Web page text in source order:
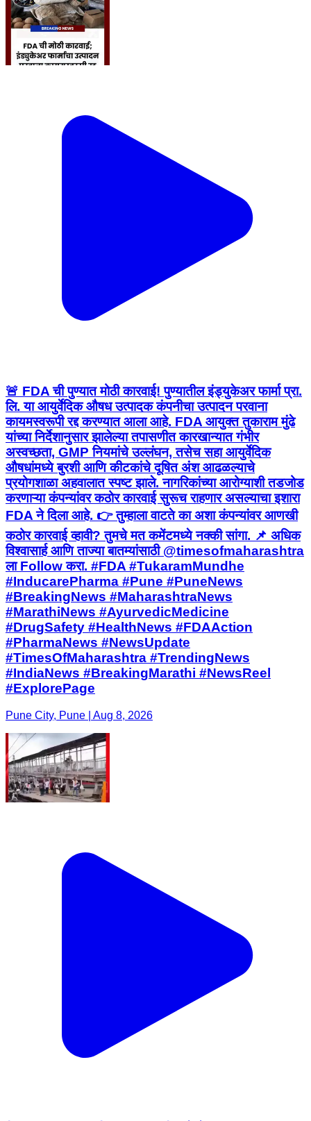
🚨 FDA ची पुण्यात मोठी कारवाई! पुण्यातील इंड्युकेअर फार्मा प्रा.
लि. या आयुर्वेदिक औषध उत्पादक कंपनीचा उत्पादन परवाना
कायमस्वरूपी रद्द करण्यात आला आहे. FDA आयुक्त तुकाराम मुंढे
यांच्या निर्देशानुसार झालेल्या तपासणीत कारखान्यात गंभीर
अस्वच्छता, GMP नियमांचे उल्लंघन, तसेच सहा आयुर्वेदिक
औषधांमध्ये बुरशी आणि कीटकांचे दूषित अंश आढळल्याचे
प्रयोगशाळा अहवालात स्पष्ट झाले. नागरिकांच्या आरोग्याशी तडजोड
करणाऱ्या कंपन्यांवर कठोर कारवाई सुरूच राहणार असल्याचा इशारा
FDA ने दिला आहे. 👉 तुम्हाला वाटते का अशा कंपन्यांवर आणखी
कठोर कारवाई व्हावी? तुमचे मत कमेंटमध्ये नक्की सांगा. 📌 अधिक
विश्वासार्ह आणि ताज्या बातम्यांसाठी @timesofmaharashtra
ला Follow करा. #FDA #TukaramMundhe
#InducarePharma #Pune #PuneNews
#BreakingNews #MaharashtraNews
#MarathiNews #AyurvedicMedicine
#DrugSafety #HealthNews #FDAAction
#PharmaNews #NewsUpdate
#TimesOfMaharashtra #TrendingNews
#IndiaNews #BreakingMarathi #NewsReel
#ExplorePage
Pune City, Pune | Aug 8, 2026